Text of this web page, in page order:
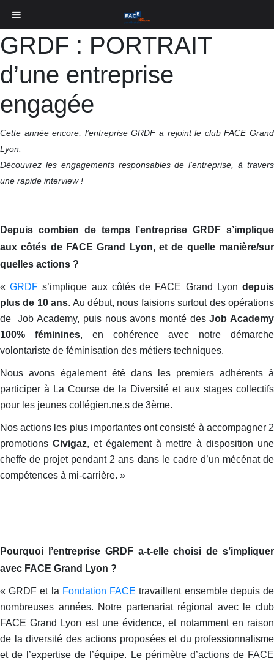
GRDF : PORTRAIT
d’une entreprise
engagée
Cette année encore, l’entreprise GRDF a rejoint le club FACE Grand
Lyon.
Découvrez les engagements responsables de l’entreprise, à travers
une rapide interview !
Depuis combien de temps l’entreprise GRDF s’implique
aux côtés de FACE Grand Lyon, et de quelle manière/sur
quelles actions ?
«GRDF s’implique aux côtés de FACE Grand Lyondepuis
plus de 10 ans. Au début, nous faisions surtout des opérations
de Job Academy, puis nous avons monté desJob Academy
100% féminines, en cohérence avec notre démarche
volontariste de féminisation des métiers techniques.
Nous avons également été dans les premiers adhérents à
participer à La Course de la Diversité et aux stages collectifs
pour les jeunes collégien.ne.s de 3ème.
Nos actions les plus importantes ont consisté à accompagner 2
promotions Civigaz, et également à mettre à disposition une
cheffe de projet pendant 2 ans dans le cadre d’un mécénat de
compétences à mi-carrière. »
Pourquoi l’entreprise GRDF a-t-elle choisi de s’impliquer
avec FACE Grand Lyon ?
« GRDF et la Fondation FACE travaillent ensemble depuis de
nombreuses années. Notre partenariat régional avec le club
FACE Grand Lyon est une évidence, et notamment en raison
de la diversité des actions proposées et du professionnalisme
et de l’expertise de l’équipe. Le périmètre d’actions de FACE